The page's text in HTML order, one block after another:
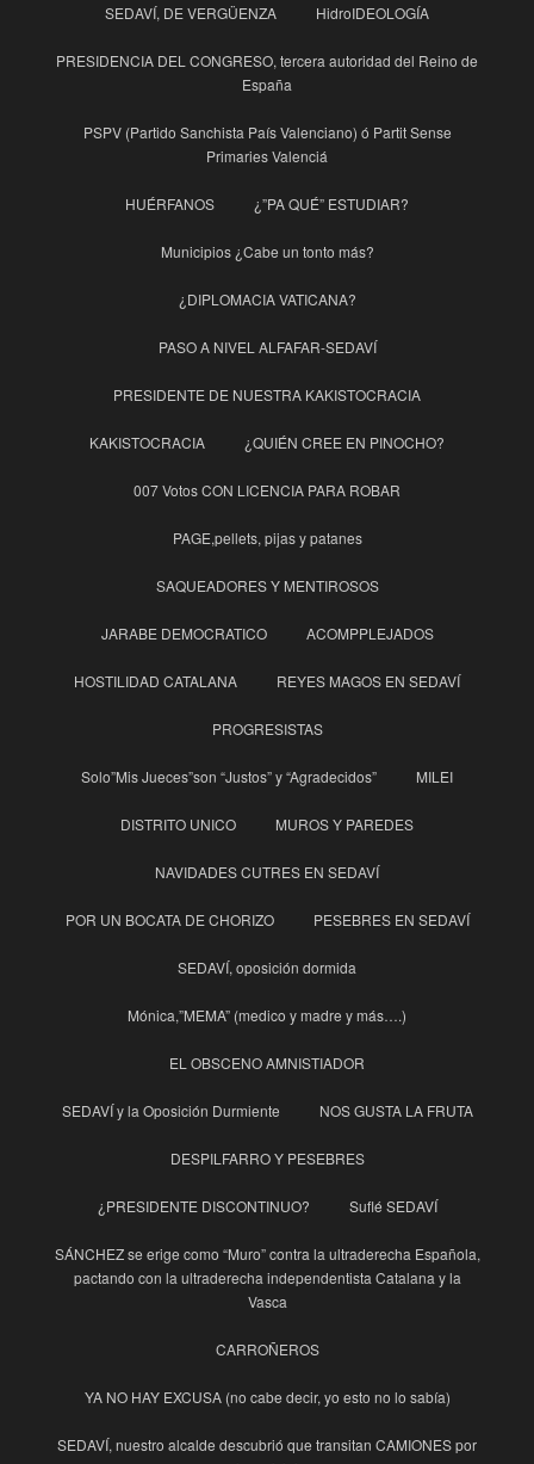
SEDAVÍ, DE VERGÜENZA HidroIDEOLOGÍA
PRESIDENCIA DEL CONGRESO, tercera autoridad del Reino de
España
PSPV (Partido Sanchista País Valenciano) ó Partit Sense
Primaries Valenciá
HUÉRFANOS ¿”PA QUÉ” ESTUDIAR?
Municipios ¿Cabe un tonto más?
¿DIPLOMACIA VATICANA?
PASO A NIVEL ALFAFAR-SEDAVÍ
PRESIDENTE DE NUESTRA KAKISTOCRACIA
KAKISTOCRACIA ¿QUIÉN CREE EN PINOCHO?
007 Votos CON LICENCIA PARA ROBAR
PAGE,pellets, pijas y patanes
SAQUEADORES Y MENTIROSOS
JARABE DEMOCRATICO ACOMPPLEJADOS
HOSTILIDAD CATALANA REYES MAGOS EN SEDAVÍ
PROGRESISTAS
Solo”Mis Jueces”son “Justos” y “Agradecidos” MILEI
DISTRITO UNICO MUROS Y PAREDES
NAVIDADES CUTRES EN SEDAVÍ
POR UN BOCATA DE CHORIZO PESEBRES EN SEDAVÍ
SEDAVÍ, oposición dormida
Mónica,”MEMA” (medico y madre y más….)
EL OBSCENO AMNISTIADOR
SEDAVÍ y la Oposición Durmiente NOS GUSTA LA FRUTA
DESPILFARRO Y PESEBRES
¿PRESIDENTE DISCONTINUO? Suflé SEDAVÍ
SÁNCHEZ se erige como “Muro” contra la ultraderecha Española,
pactando con la ultraderecha independentista Catalana y la
Vasca
CARROÑEROS
YA NO HAY EXCUSA (no cabe decir, yo esto no lo sabía)
SEDAVÍ, nuestro alcalde descubrió que transitan CAMIONES por